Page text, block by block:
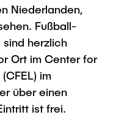
the FSP
Studies
Niederlanden,
Fußball-
herzlich
Ort im Center for
im
über einen
ist frei.